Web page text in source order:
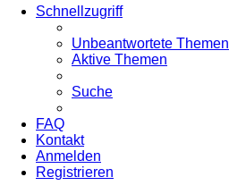
Schnellzugriff
Unbeantwortete Themen
Aktive Themen
Suche
FAQ
Kontakt
Anmelden
Registrieren